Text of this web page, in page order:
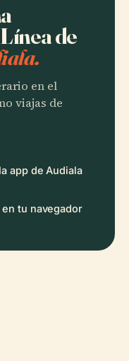
de
en el
viajas de
app de Audiala
en tu navegador